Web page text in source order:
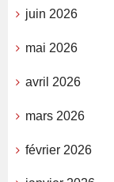
juin 2026
mai 2026
avril 2026
mars 2026
février 2026